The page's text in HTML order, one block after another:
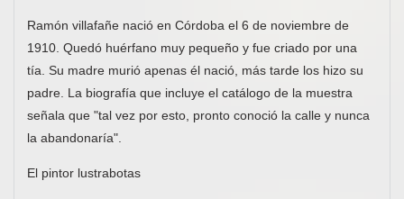
Ramón villafañe nació en Córdoba el 6 de noviembre de
1910. Quedó huérfano muy pequeño y fue criado por una
tía. Su madre murió apenas él nació, más tarde los hizo su
padre. La biografía que incluye el catálogo de la muestra
señala que "tal vez por esto, pronto conoció la calle y nunca
la abandonaría".
El pintor lustrabotas